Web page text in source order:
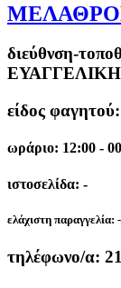
διεύθνση-
είδος
ωράριο: 12:00 -
ιστοσελίδα: -
ελάχιστη παραγγελία: -
τηλέφωνο/α: